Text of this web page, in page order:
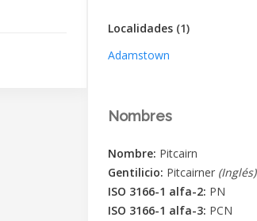
Localidades (1)
Adamstown
Nombres
Nombre: Pitcairn
Gentilicio: Pitcairner (Inglés)
ISO 3166-1 alfa-2: PN
ISO 3166-1 alfa-3: PCN